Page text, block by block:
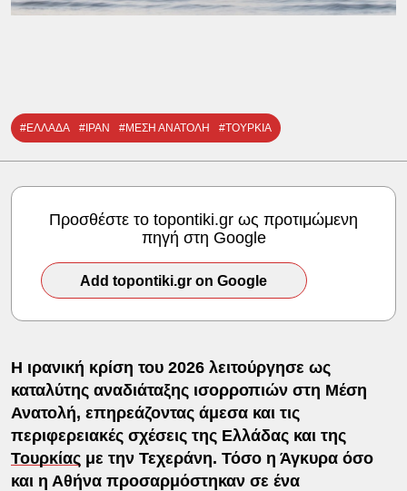
#ΕΛΛΑΔΑ #ΙΡΑΝ #ΜΕΣΗ ΑΝΑΤΟΛΗ #ΤΟΥΡΚΙΑ
Προσθέστε το topontiki.gr ως προτιμώμενη
πηγή στη Google
Add topontiki.gr on Google
Η ιρανική κρίση του 2026 λειτούργησε ως
καταλύτης αναδιάταξης ισορροπιών στη Μέση
Ανατολή, επηρεάζοντας άμεσα και τις
περιφερειακές σχέσεις της Ελλάδας και της
Τουρκίαςμε την Τεχεράνη. Τόσο η Άγκυρα όσο
και η Αθήνα προσαρμόστηκαν σε ένα